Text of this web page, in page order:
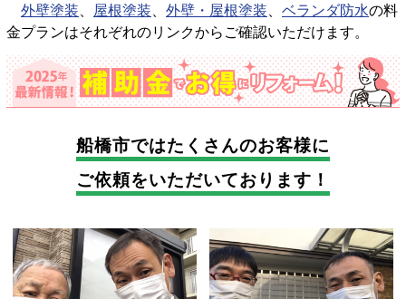
外壁塗装 屋根塗装 外壁・屋根塗装 ベランダ防水の料
金プランはそれぞれのリンクからご確認いただけます。
船橋市ではたくさんのお客様に
ご依頼をいただいております！